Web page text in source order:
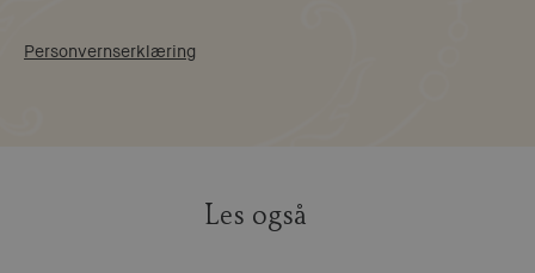
Personvernserklæring
Les også